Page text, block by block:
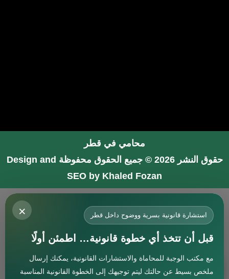
محامي في قطر
حقوق النشر 2026 © جميع الحقوق محفوظة
Design and
SEO by Khaled Fozan
استشارة
× استشارة قانونية بسرية ووضوح داخل قطر
قبل أن تتخذ أي خطوة قانونية… اطمئن أولًا
مع مكتب الوجبة للمحاماة والاستشارات القانونية، يمكنك إرسال
ملخص بسيط عن حالتك ليتم توجيهك إلى الخطوة القانونية المناسبة
محامي في جدة
محامي في الرياض شاطر
محامي في المدينة المنورة
المحامي صنيتان السبيعي
افضل محامي في جدة